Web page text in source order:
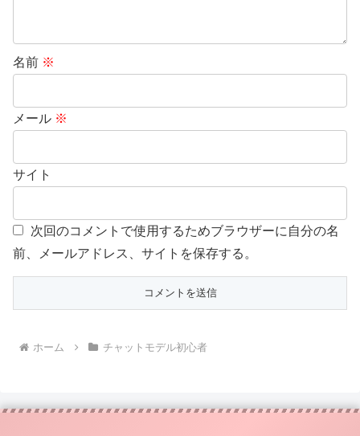
名前 ※
メール ※
サイト
次回のコメントで使用するためブラウザーに自分の名
前、メールアドレス、サイトを保存する。
ホーム チャットモデル初心者